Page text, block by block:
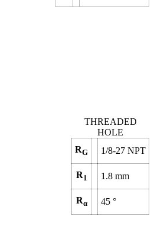
THREADED
HOLE
RG 1/8-27 NPT
R1 1.8 mm
Rα 45 °